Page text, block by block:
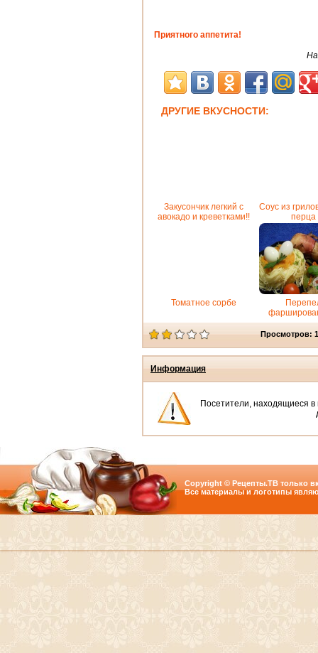
Приятного аппетита!
ДРУГИЕ ВКУСНОСТИ:
Закусончик легкий с
авокадо и креветками!!
Cоус из
перца
Томатное сорбе
Просмотров:
Информация
Посетители, находящиеся в
Copyright © Рецепты.ТВ только
Все материалы и логотипы